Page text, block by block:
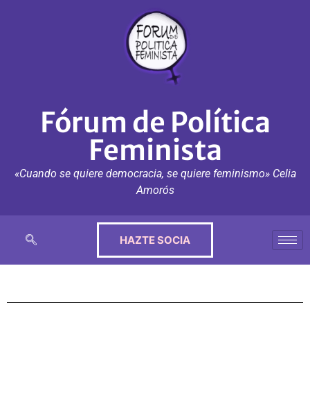
Fórum de Política
Feminista
«Cuando se quiere democracia, se quiere feminismo» Celia
Amorós
HAZTE SOCIA